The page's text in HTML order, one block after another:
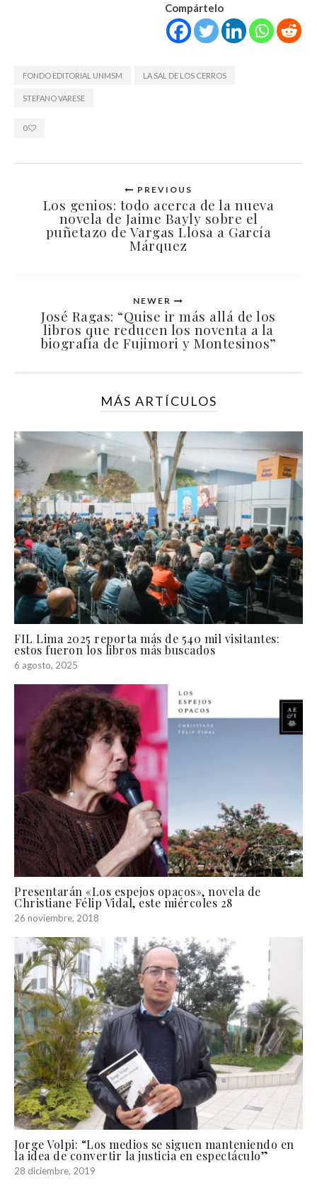
Compártelo
FONDO EDITORIAL UNMSM LA SAL DE LOS CERROS
STEFANO VARESE
0
PREVIOUS
Los genios: todo acerca de la nueva
novela de Jaime Bayly sobre el
puñetazo de Vargas Llosa a García
Márquez
NEWER
José Ragas: “Quise ir más allá de los
libros que reducen los noventa a la
biografía de Fujimori y Montesinos”
MÁS ARTÍCULOS
FIL Lima 2025 reporta más de 540 mil visitantes:
estos fueron los libros más buscados
6 agosto, 2025
Presentarán «Los espejos opacos», novela de
Christiane Félip Vidal, este miércoles 28
26 noviembre, 2018
Jorge Volpi: “Los medios se siguen manteniendo en
la idea de convertir la justicia en espectáculo”
28 diciembre, 2019